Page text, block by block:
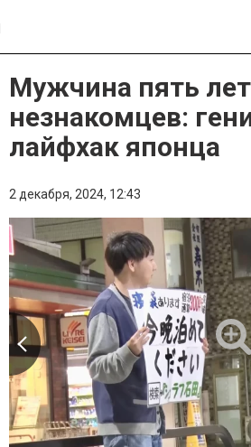
Мужчина пять
незнакомцев:
лайфхак японца
2 декабря, 2024, 12:43